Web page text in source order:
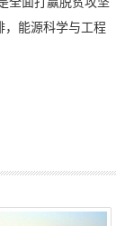
，能源科学与工程